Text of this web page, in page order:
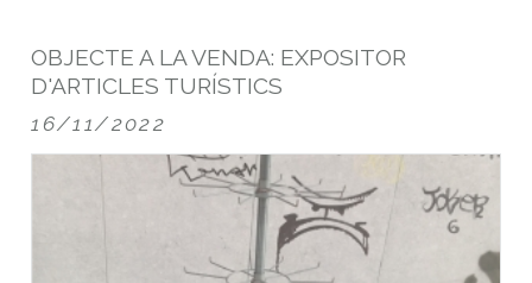
16/11/2022
OBJECTE A LA VENDA: EXPOSITOR
D'ARTICLES TURÍSTICS